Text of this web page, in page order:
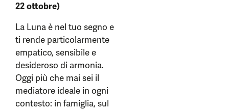
22 ottobre)
La Luna è nel tuo segno e
ti rende particolarmente
empatico, sensibile e
desideroso di armonia.
Oggi più che mai sei il
mediatore ideale in ogni
contesto: in famiglia, sul